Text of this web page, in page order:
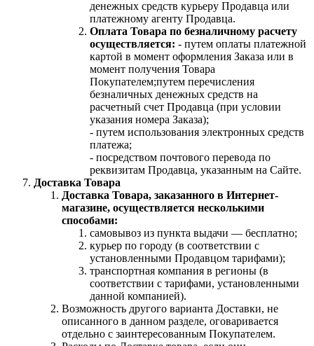
денежных средств курьеру Продавца или
платежному агенту Продавца.
Оплата Товара по безналичному расчету
осуществляется: - путем оплаты платежной
картой в момент оформления Заказа или в
момент получения Товара
Покупателем;путем перечисления
безналичных денежных средств на
расчетный счет Продавца (при условии
указания номера Заказа);
- путем использования электронных средств
платежа;
- посредством почтового перевода по
реквизитам Продавца, указанным на Сайте.
Доставка Товара
Доставка Товара, заказанного в Интернет-
магазине, осуществляется несколькими
способами:
самовывоз из пункта выдачи — бесплатно;
курьер по городу (в соответствии с
установленными Продавцом тарифами);
транспортная компания в регионы (в
соответствии с тарифами, установленными
данной компанией).
Возможность другого варианта Доставки, не
описанного в данном разделе, оговаривается
отдельно с заинтересованным Покупателем.